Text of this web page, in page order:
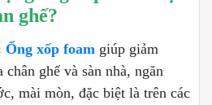
ghế?
Ống xốp foam giúp giảm
chân ghế và sàn nhà, ngăn
mài mòn, đặc biệt là trên các